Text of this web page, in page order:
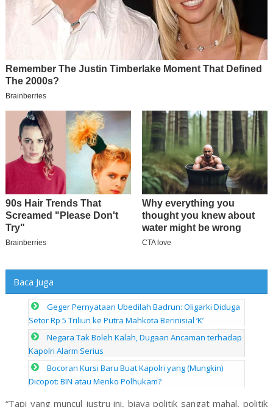
Baca Juga
Geger Pernyataan Ubedilah Badrun: Oligarki Diduga
Setor Rp 5 Triliun ke Putra Mahkota Berinisial ‘K’
Negara Tak Boleh Kalah, Dugaan Ancaman terhadap
Kapolri Alarm Serius
Bocoran Kursi Baru Buat Kapolri yang (Mungkin)
Dicopot: BIN atau Menko Polhukam?
“Tapi yang muncul justru ini, biaya politik sangat mahal, politik